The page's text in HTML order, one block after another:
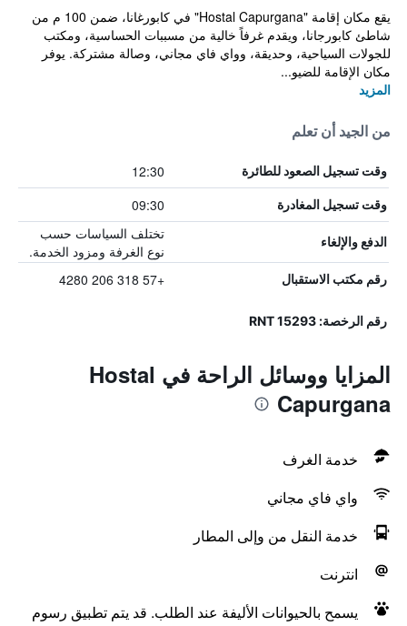
يقع مكان إقامة "Hostal Capurgana" في كابورغانا، ضمن 100 م من
شاطئ كابورجانا، ويقدم غرفاً خالية من مسببات الحساسية، ومكتب
للجولات السياحية، وحديقة، وواي فاي مجاني، وصالة مشتركة. يوفر
مكان الإقامة للضيو...
المزيد
من الجيد أن تعلم
وقت تسجيل الصعود للطائرة 12:30
وقت تسجيل المغادرة 09:30
الدفع والإلغاء
تختلف السياسات حسب
نوع الغرفة ومزود الخدمة.
رقم مكتب الاستقبال +57 318 206 4280
رقم الرخصة: RNT 15293
المزايا ووسائل الراحة في Hostal
Capurgana
خدمة الغرف
واي فاي مجاني
خدمة النقل من وإلى المطار
انترنت
يسمح بالحيوانات الأليفة عند الطلب. قد يتم تطبيق رسوم